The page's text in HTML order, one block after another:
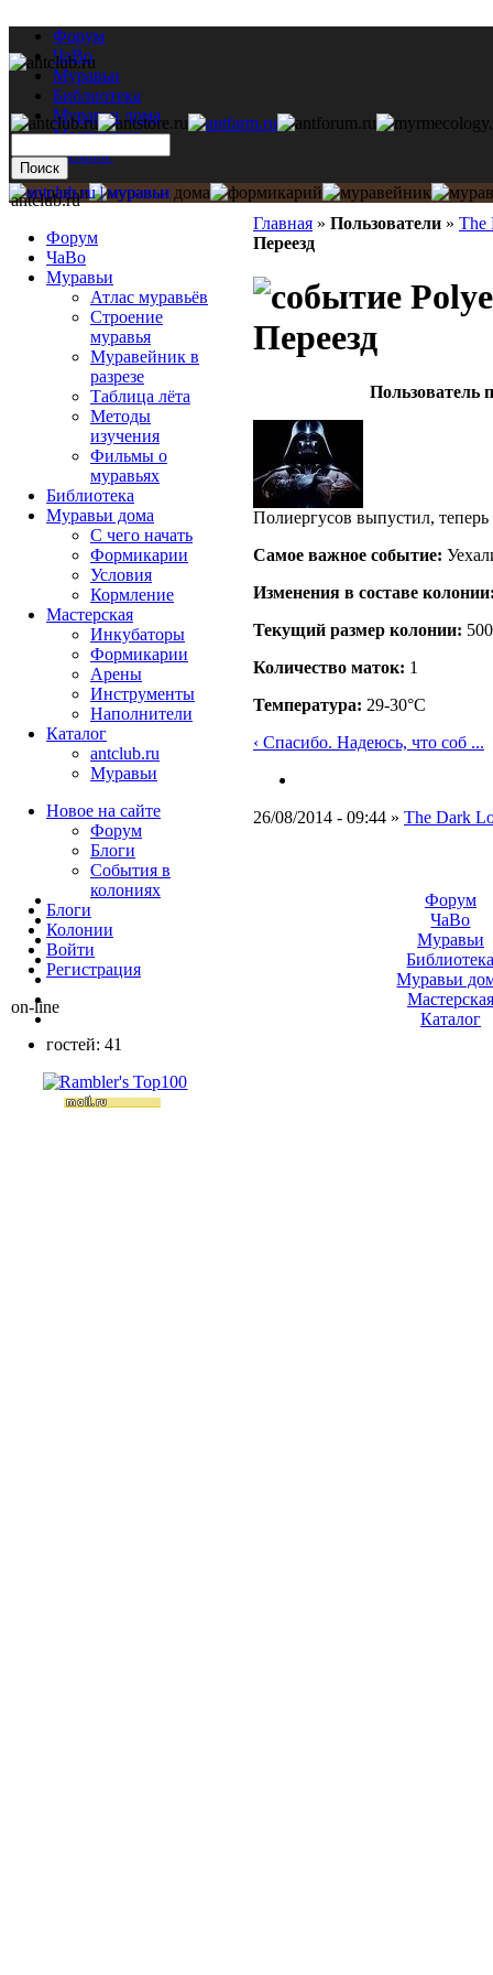
Форум
ЧаВо
Муравьи
Библиотека
Муравьи дома
Мастерская
Каталог
Главная » Пользователи » The
Переезд
Переезд
Пользователь
Полиергусов выпустил,
Самое важное событие:
Изменения в составе
Текущий размер кoлонии: 500
Количество маток: 1
Температура: 29-30°C
‹ Спасибо. Надеюсь, что соб ...
26/08/2014 - 09:44 » The Dark
antclub.ru
Форум
ЧаВо
Муравьи
Атлас муравьёв
Строение
муравья
Муравейник в
разрезе
Таблица лёта
Методы
изучения
Фильмы о
муравьях
Библиотека
Муравьи дома
С чего начать
Формикарии
Условия
Кормление
Мастерская
Инкубаторы
Формикарии
Арены
Инструменты
Наполнители
Каталог
antclub.ru
Муравьи
Новое на сайте
Форум
Блоги
События в
колониях
Блоги
Колонии
Войти
Peгиcтpaция
on-line
гостей: 41
Форум
ЧаВо
Муравьи
Муравьи
Мастерская
Каталог